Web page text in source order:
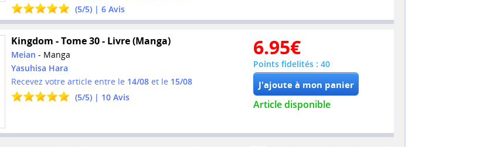
(5/5) | 6Avis
Kingdom - Tome 30 - Livre (Manga)
Meian - Manga
Yasuhisa Hara
Recevez votre article entre le 14/08et le 15/08
(5/5) | 10Avis
6.95€
Points fidelités : 40
Article disponible